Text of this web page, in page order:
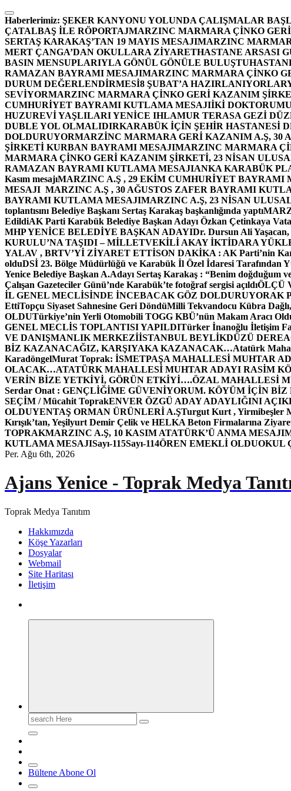
İçeriğe
atla
Haberlerimiz: ŞEKER KANYONU YOLUNDA ÇALIŞMALAR
ÇATALBAŞ İLE RÖPORTAJMARZINC MARMARA ÇİNKO
SERTAŞ KARAKAŞ’TAN 19 MAYIS MESAJIMARZINC
MERT ÇANGA’DAN OKULLARA ZİYARETHASTANE ARSASI
BASIN MENSUPLARIYLA GÖNÜL GÖNÜLE BULUŞTU
RAMAZAN BAYRAMI MESAJIMARZINC MARMARA ÇİNKO
DURUM DEĞERLENDİRMESİ8 ŞUBAT’A HAZIRLANIYORLAR
SEVİYORMARZINC MARMARA ÇİNKO GERİ KAZANIM
CUMHURİYET BAYRAMI KUTLAMA MESAJIİKİ
HUZUREVİ YAŞLILARI YENİCE IHLAMUR TERASA GEZİ
DUBLE YOL OLMALIDIRKARABÜK İÇİN ŞEHİR HASTANESİ
DOLDURUYORMARZİNC MARMARA GERİ KAZANIM A.Ş, 30
ŞİRKETİ KURBAN BAYRAMI MESAJIMARZINC MARMARA
MARMARA ÇİNKO GERİ KAZANIM ŞİRKETİ, 23 NİSAN
RAMAZAN BAYRAMI KUTLAMA MESAJIANKA KARABÜK
Kasım mesajıMARZINC A.Ş , 29 EKİM CUMHURİYET BAYRAMI
MESAJI MARZINC A.Ş , 30 AĞUSTOS ZAFER BAYRAMI
BAYRAMI KUTLAMA MESAJIMARZINC A.Ş, 23 NİSAN
toplantısını Belediye Başkanı Sertaş Karakaş başkanlığında yaptı
EdildiAK Parti Karabük Belediye Başkan Adayı Özkan Çetinkaya
MHP YENİCE BELEDİYE BAŞKAN ADAYIDr. Dursun Ali
KURULU’NA TAŞIDI – MİLLETVEKİLİ AKAY İKTİDARA
YALAV , BRTV’Yİ ZİYARET ETTİSON DAKİKA : AK Parti’nin
olduDSİ 23. Bölge Müdürlüğü ve Karabük İl Özel İdaresi Tarafından
Yenice Belediye Başkan A.Adayı Sertaş Karakaş : “Benim doğduğum
Çalışan Gazeteciler Günü’nde Karabük’te fotoğraf sergisi açıldıÖLÇÜ
İL GENEL MECLİSİNDE İNCEBACAK GÖZ DOLDURUYORAK
EttiTopçu Siyaset Sahnesine Geri DöndüMilli Tekvandocu Kübra
OLDUTürkiye’nin Yerli Otomobili TOGG KBÜ’nün Makam Aracı
GENEL MECLİS TOPLANTISI YAPILDITürker İnanoğlu İletişim
VE DANIŞMANLIK MERKEZİİSTANBUL BEYLİKDÜZÜ
BİZ KAZANACAĞIZ, KARŞIYAKA KAZANACAK…Atatürk
KaradöngelMurat Toprak: İSMETPAŞA MAHALLESİ MUHTAR
OLACAK…ATATÜRK MAHALLESİ MUHTAR ADAYI RASİM
VERİN BİZE YETKİYİ, GÖRÜN ETKİYİ….ÖZAL MAHALLESİ
Serdar Onat : GENÇLİĞİME GÜVENİYORUM. KÖYÜM İÇİN
SEÇİM / Mücahit ToprakENVER ÖZGÜ ADAY ADAYLIĞINI
OLDUYENTAŞ ORMAN ÜRÜNLERİ A.ŞTurgut Kurt , Yirmibeşler
Kırışık’tan, Yeşilyurt Demir Çelik ve HELKA Beton Firmalarına
TOPRAKMARZINC A.Ş, 10 KASIM ATATÜRK’Ü ANMA MESAJI
KUTLAMA MESAJISayı-115Sayı-114ÖREN EMEKLİ OLDUOKUL
Per. Ağu 6th, 2026
Ajans Yenice - Toprak Medya
Toprak Medya Tanıtım
Hakkımızda
Köşe Yazarları
Dosyalar
Webmail
Site Haritası
İletişim
Search
for:
Bültene Abone Ol